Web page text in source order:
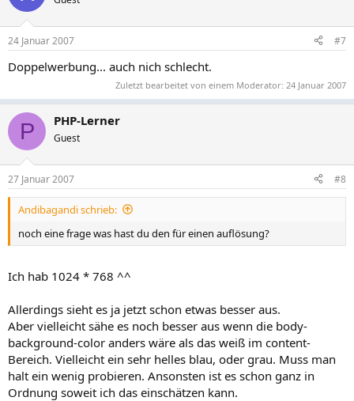
24 Januar 2007 #7
Doppelwerbung... auch nich schlecht.
Zuletzt bearbeitet von einem Moderator: 24 Januar 2007
P PHP-Lerner
Guest
27 Januar 2007 #8
Andibagandi schrieb:
noch eine frage was hast du den für einen auflösung?
Ich hab 1024 * 768 ^^
Allerdings sieht es ja jetzt schon etwas besser aus.
Aber vielleicht sähe es noch besser aus wenn die body-
background-color anders wäre als das weiß im content-
Bereich. Vielleicht ein sehr helles blau, oder grau. Muss man
halt ein wenig probieren. Ansonsten ist es schon ganz in
Ordnung soweit ich das einschätzen kann.